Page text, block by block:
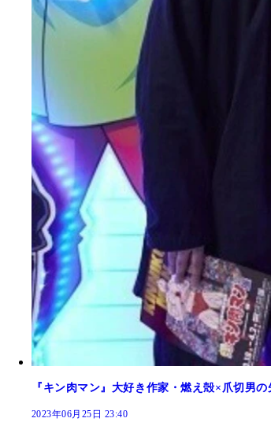
『キン肉マン』大好き作家・燃え殻×爪切男
2023年06月25日 23:40